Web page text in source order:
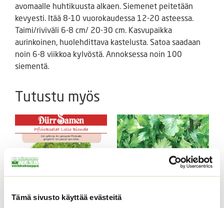
Tämä sivusto käyttää evästeitä
avomaalle huhtikuusta alkaen. Siemenet peitetään
kevyesti. Itää 8-10 vuorokaudessa 12-20 asteessa.
Taimi/riviväli 6-8 cm/ 20-30 cm. Kasvupaikka
aurinkoinen, huolehdittava kastelusta. Satoa saadaan
noin 6-8 viikkoa kylvöstä. Annoksessa noin 100
siementä.
Tutustu myös